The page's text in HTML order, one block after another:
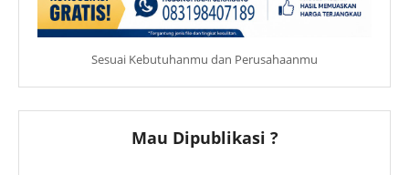
Sesuai Kebutuhanmu dan Perusahaanmu
Mau Dipublikasi ?